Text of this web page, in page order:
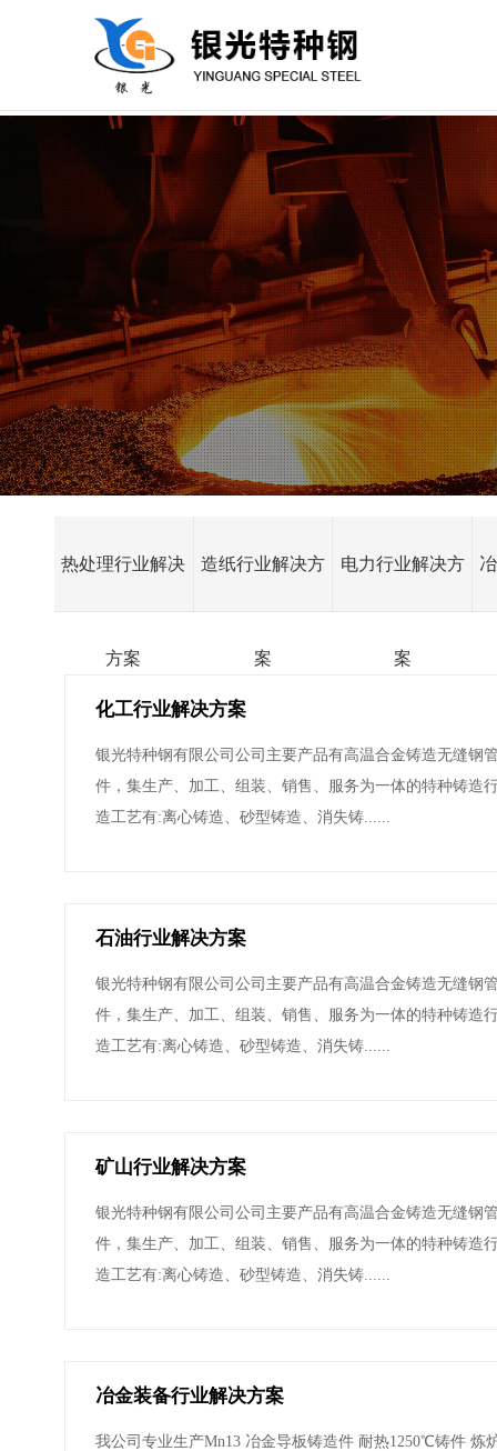
热处理行业解决
方案
造纸行业解决方
案
电力行业解决方
案
化工行业解决方案
银光特种钢有限公司公司主要产品有高温合金铸造无缝钢
件，集生产、加工、组装、销售、服务为一体的特种铸造
造工艺有:离心铸造、砂型铸造、消失铸......
石油行业解决方案
银光特种钢有限公司公司主要产品有高温合金铸造无缝钢
件，集生产、加工、组装、销售、服务为一体的特种铸造
造工艺有:离心铸造、砂型铸造、消失铸......
矿山行业解决方案
银光特种钢有限公司公司主要产品有高温合金铸造无缝钢
件，集生产、加工、组装、销售、服务为一体的特种铸造
造工艺有:离心铸造、砂型铸造、消失铸......
冶金装备行业解决方案
我公司专业生产Mn13 冶金导板铸造件 耐热1250℃铸件 炼